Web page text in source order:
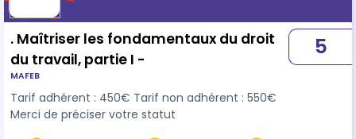
. Maîtriser les fondamentaux du droit
du travail, partie I -
MAFEB
Tarif adhérent : 450€ Tarif non adhérent : 550€
Merci de préciser votre statut
5